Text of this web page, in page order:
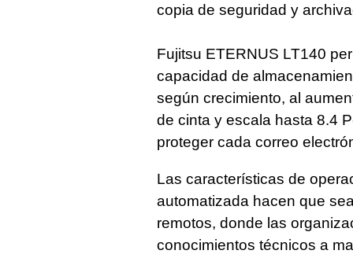
copia de seguridad y
Fujitsu ETERNUS LT140
capacidad de
según crecimiento, al
de cinta y escala hasta 8.4
proteger cada correo
Las características de
automatizada hacen que
remotos, donde las
conocimientos técnicos a